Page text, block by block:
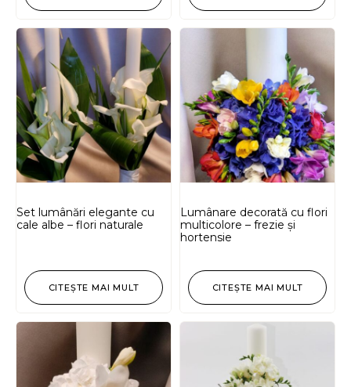
Set lumânări elegante cu
cale albe – flori naturale
CITEȘTE MAI MULT
Lumânare decorată cu flori
multicolore – frezie și
hortensie
CITEȘTE MAI MULT